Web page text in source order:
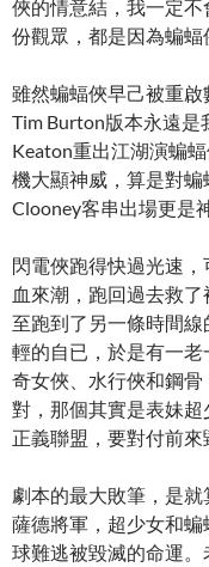
俠的情意結，我一定
份觀眾，都是因為蝙蝠
雖然蝙蝠俠早己被重
Tim Burton版本永遠是
Keaton重出江湖演蝙
機大顯神威，算是對
Clooney客串出場更是
閃電俠跑得快過光速
血來潮，跑回過去救
至跑到了另一條時間
輕的自已，於是有一
奇女俠、水行俠和鋼
對，那個其實是表妹
正義聯盟，要對付前來
劇本的最大敗筆，是
薩德將軍，超少女和
球難逃被毀滅的命運